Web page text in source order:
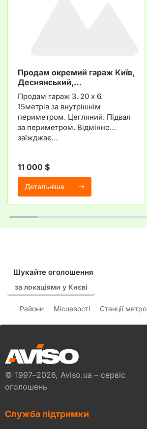
Продам окремий гараж Київ,
Деснянський,…
Продам гараж 3. 20 х 6.
15метрів за внутрішнім
периметром. Цегляний. Підвал
за периметром. Відмінно
заїжджає…
11 000 $
Детальніше
Шукайте оголошення
за локаціями у Києві
Райони Місцевості Станції метро
© 1997–2026, Aviso.ua – сервіс
оголошень
Служба підтримки